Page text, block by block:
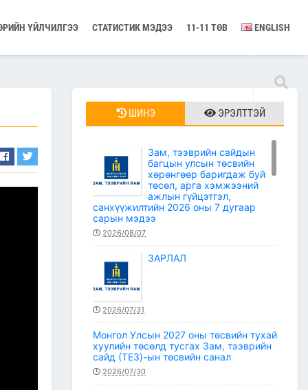
ҮЙЛЧИЛГЭЭ СТАТИСТИК МЭДЭЭ 11-11 ТӨВ ENGLISH
ШИНЭ ЭРЭЛТТЭЙ
Зам, тээврийн сайдын
багцын улсын төсвийн
хөрөнгөөр баригдаж буй
төсөл, арга хэмжээний
ажлын гүйцэтгэл,
санхүүжилтийн 2026 оны 7 дугаар
сарын мэдээ
2026/08/07
ЗАРЛАЛ
2026/07/31
Монгол Улсын 2027 оны төсвийн тухай
хуулийн төсөлд тусгах Зам, тээврийн
сайд (ТЕЗ)-ын төсвийн санал
2026/07/30